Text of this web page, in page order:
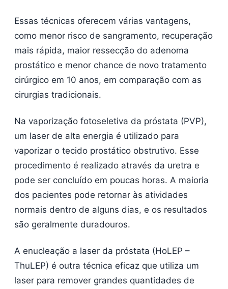
Essas técnicas oferecem várias vantagens,
como menor risco de sangramento, recuperação
mais rápida, maior ressecção do adenoma
prostático e menor chance de novo tratamento
cirúrgico em 10 anos, em comparação com as
cirurgias tradicionais.
Na vaporização fotoseletiva da próstata (PVP),
um laser de alta energia é utilizado para
vaporizar o tecido prostático obstrutivo. Esse
procedimento é realizado através da uretra e
pode ser concluído em poucas horas. A maioria
dos pacientes pode retornar às atividades
normais dentro de alguns dias, e os resultados
são geralmente duradouros.
A enucleação a laser da próstata (HoLEP –
ThuLEP) é outra técnica eficaz que utiliza um
laser para remover grandes quantidades de